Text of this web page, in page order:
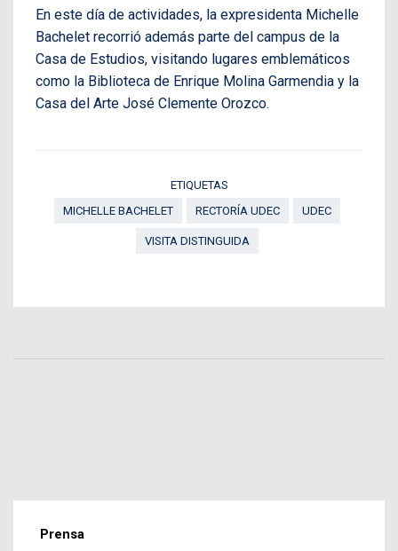
En este día de actividades, la expresidenta Michelle
Bachelet recorrió además parte del campus de la
Casa de Estudios, visitando lugares emblemáticos
como la Biblioteca de Enrique Molina Garmendia y la
Casa del Arte José Clemente Orozco.
ETIQUETAS
MICHELLE BACHELET
RECTORÍA UDEC UDEC
VISITA DISTINGUIDA
Prensa